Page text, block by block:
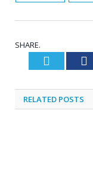
SHARE.
Twitter
RELATED POSTS